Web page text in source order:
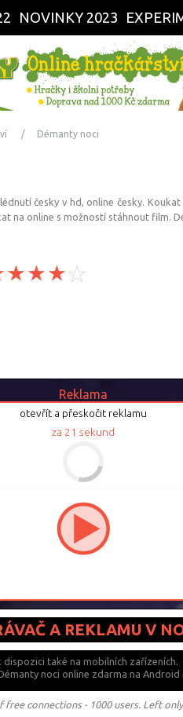
NOVINKY 2023
Démanty noci
česky v hd, online česky. Koukat
na online s možností stáhnout film.
Reklama
otevřít a přeskočit reklamu
za 21 sekund
A REKLAMU V
dispozici také na mobilních zařízeních.
noci online zdarma na Android
free connections - 1000 users. Left only